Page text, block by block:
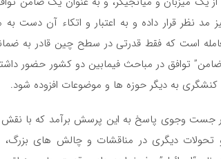
مد نظر قرار داده و به اعتبار و اتکاء آن دست
است که فقط قدرتی در سطح چین قادر به
توافق در مباحث فیمابین دو کشور حضور
به دیگر حوزه ها و موضوعات افزوده شود.
جست وجوی پاسخ به این پرسش برآمد که با نقش
تحولات دیگری در مناقشات و چالش های بزرگ،